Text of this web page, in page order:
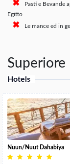
Pasti e Bevande
Egitto
Le mance ed in
Superiore
Hotels
Nuun/Nuut Dahabiya